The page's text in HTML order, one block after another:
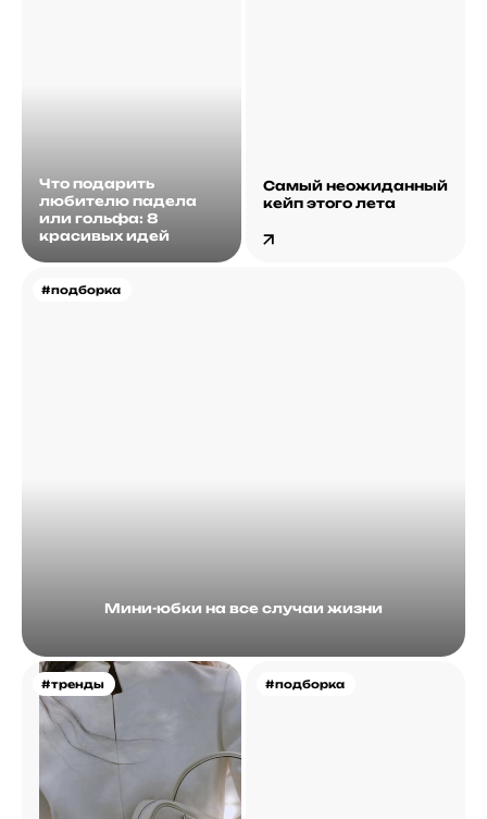
Что подарить
любителю падела
или гольфа: 8
красивых идей
#подборка
Мини-юбки на все случаи жизни
Самый неожиданный
кейп этого лета
#тренды #подборка